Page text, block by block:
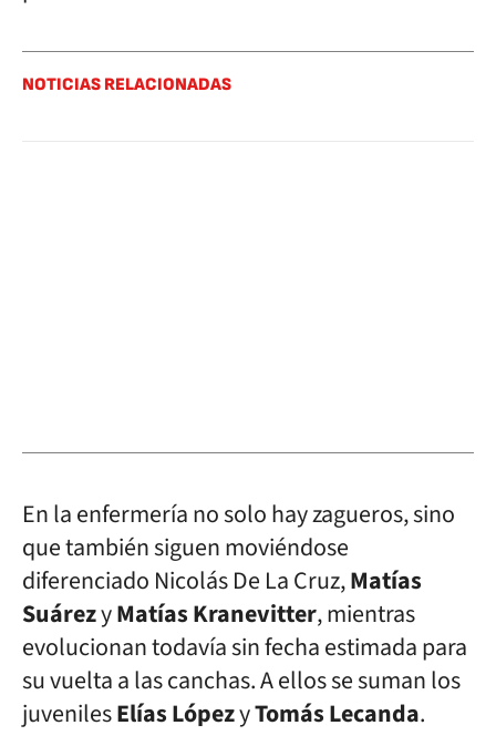
NOTICIAS RELACIONADAS
En la enfermería no solo hay zagueros, sino
que también siguen moviéndose
diferenciado Nicolás De La Cruz,Matías
SuárezyMatías Kranevitter, mientras
evolucionan todavía sin fecha estimada para
su vuelta a las canchas. A ellos se suman los
juvenilesElíasLópezyTomásLecanda.